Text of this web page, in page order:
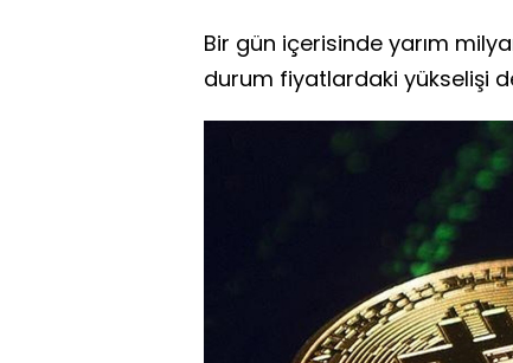
Bir gün içerisinde yarım
durum fiyatlardaki yükselişi